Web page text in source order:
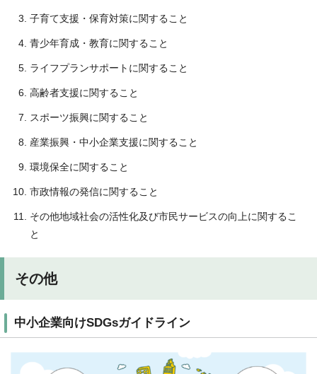
子育て支援・保育対策に関すること
青少年育成・教育に関すること
ライフプランサポートに関すること
高齢者支援に関すること
スポーツ振興に関すること
産業振興・中小企業支援に関すること
環境保全に関すること
市政情報の発信に関すること
その他地域社会の活性化及び市民サービスの向上に関するこ
と
その他
中小企業向けSDGsガイドライン